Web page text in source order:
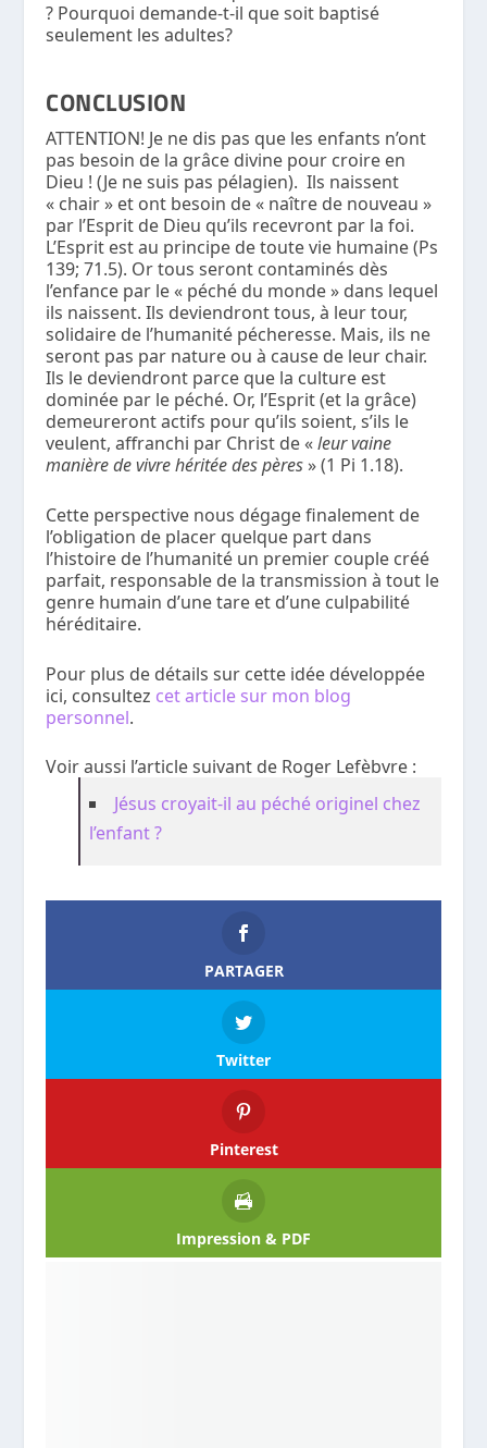
? Pourquoi demande-t-il que soit baptisé
seulement les adultes?
CONCLUSION
ATTENTION! Je ne dis pas que les enfants n’ont
pas besoin de la grâce divine pour croire en
Dieu ! (Je ne suis pas pélagien). Ils naissent
« chair » et ont besoin de « naître de nouveau »
par l’Esprit de Dieu qu’ils recevront par la foi.
L’Esprit est au principe de toute vie humaine (Ps
139; 71.5). Or tous seront contaminés dès
l’enfance par le « péché du monde » dans lequel
ils naissent. Ils deviendront tous, à leur tour,
solidaire de l’humanité pécheresse. Mais, ils ne
seront pas par nature ou à cause de leur chair.
Ils le deviendront parce que la culture est
dominée par le péché. Or, l’Esprit (et la grâce)
demeureront actifs pour qu’ils soient, s’ils le
veulent, affranchi par Christ de «leur vaine
manière de vivre héritée des pères » (1 Pi 1.18).
Cette perspective nous dégage finalement de
l’obligation de placer quelque part dans
l’histoire de l’humanité un premier couple créé
parfait, responsable de la transmission à tout le
genre humain d’une tare et d’une culpabilité
héréditaire.
Pour plus de détails sur cette idée développée
ici, consultez cet article sur mon blog
personnel.
Voir aussi l’article suivant de Roger Lefèbvre :
Jésus croyait-il au péché originel chez
l’enfant ?
PARTAGER
Twitter
Pinterest
Impression & PDF